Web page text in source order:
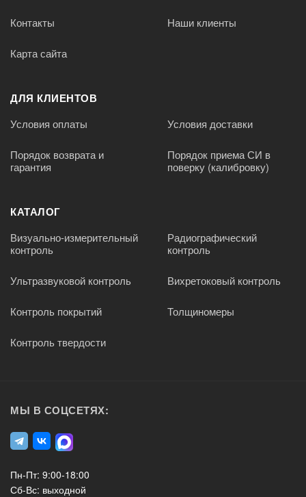
Контакты Наши клиенты
Карта сайта
ДЛЯ КЛИЕНТОВ
Условия оплаты Условия доставки
Порядок возврата и
гарантия
Порядок приема СИ в
поверку (калибровку)
КАТАЛОГ
Визуально-измерительный
контроль
Радиографический
контроль
Ультразвуковой контроль Вихретоковый контроль
Контроль покрытий Толщиномеры
Контроль твердости
МЫ В СОЦСЕТЯХ:
Пн-Пт: 9:00-18:00
Сб-Вс: выходной